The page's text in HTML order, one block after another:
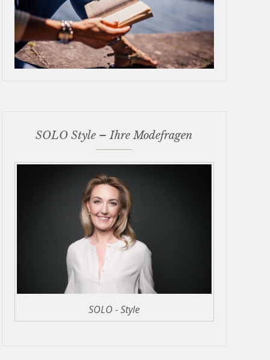
SOLO Style – Ihre Modefragen
SOLO - Style